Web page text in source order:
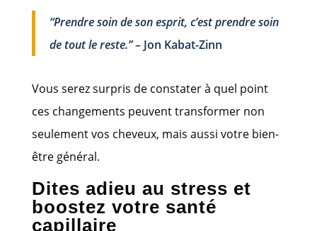
“Prendre soin de son esprit, c’est prendre soin
de tout le reste.”– Jon Kabat-Zinn
Vous serez surpris de constater à quel point
ces changements peuvent transformer non
seulement vos cheveux, mais aussi votre bien-
être général.
Dites adieu au stress et
boostez votre santé
capillaire